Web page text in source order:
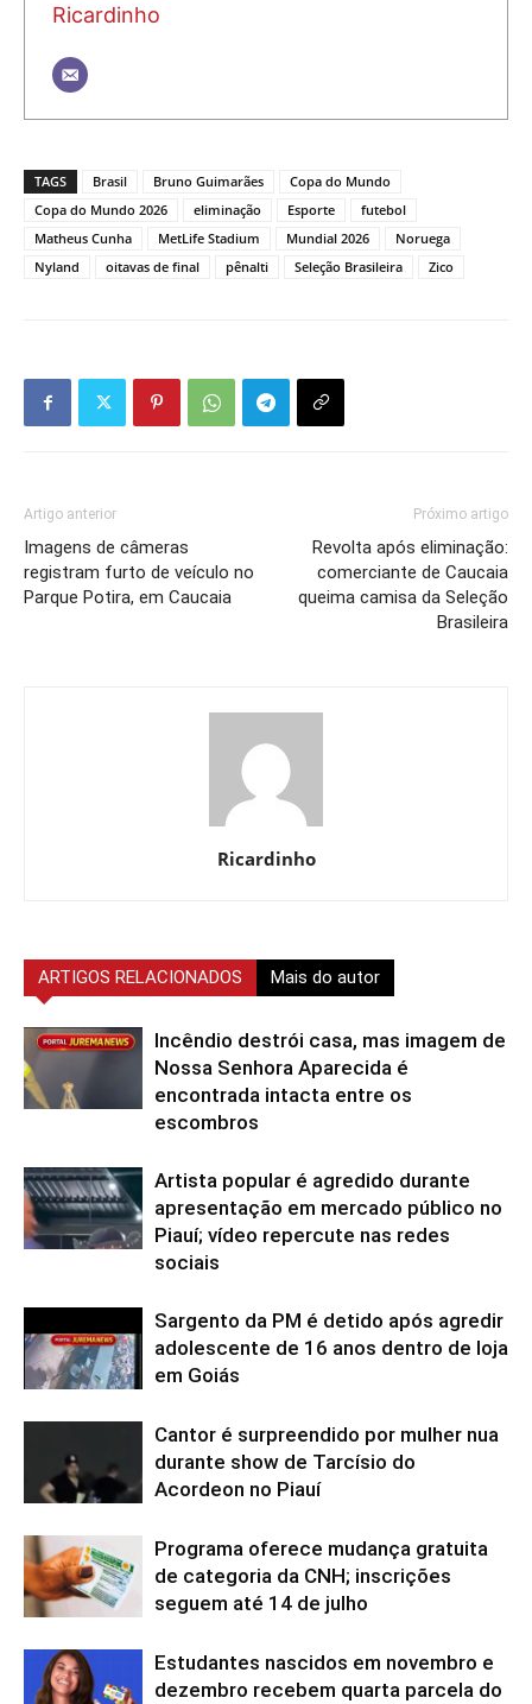
Ricardinho
TAGS Brasil Bruno Guimarães
Copa do Mundo
Copa do Mundo 2026
eliminação Esporte
futebol
Matheus Cunha
MetLife Stadium Mundial 2026
Noruega
Nyland
oitavas de final pênalti Seleção Brasileira Zico
Artigo anterior
Imagens de câmeras
registram furto de veículo no
Parque Potira, em Caucaia
Próximo artigo
Revolta após eliminação:
comerciante de Caucaia
queima camisa da Seleção
Brasileira
Ricardinho
ARTIGOS RELACIONADOS Mais do autor
Incêndio destrói casa, mas imagem de
Nossa Senhora Aparecida é
encontrada intacta entre os
escombros
Artista popular é agredido durante
apresentação em mercado público no
Piauí; vídeo repercute nas redes
sociais
Sargento da PM é detido após agredir
adolescente de 16 anos dentro de loja
em Goiás
Cantor é surpreendido por mulher nua
durante show de Tarcísio do
Acordeon no Piauí
Programa oferece mudança gratuita
de categoria da CNH; inscrições
seguem até 14 de julho
Estudantes nascidos em novembro e
dezembro recebem quarta parcela do